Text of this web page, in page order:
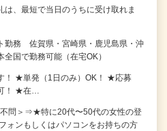
、最短で当日のうちに受け取れま
勤務 佐賀県・宮崎県・鹿児島県・沖
国で勤務可能（在宅OK）
！ ★単発（1日のみ）OK！ ★応募
！ ★在…
不問＞⇒★特に20代〜50代の女性の登
ンもしくはパソコンをお持ちの方